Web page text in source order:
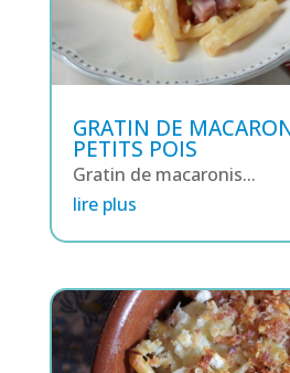
GRATIN DE
PETITS POIS
Gratin de macaronis...
lire plus